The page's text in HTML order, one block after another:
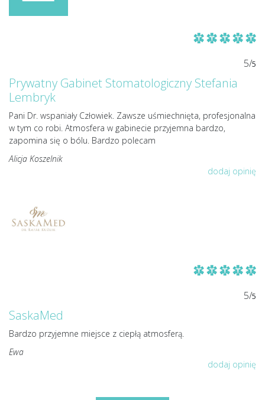
5/5
Prywatny Gabinet Stomatologiczny Stefania
Lembryk
Pani Dr. wspaniały Człowiek. Zawsze uśmiechnięta, profesjonalna
w tym co robi. Atmosfera w gabinecie przyjemna bardzo,
zapomina się o bólu. Bardzo polecam
Alicja Koszelnik
dodaj opinię
5/5
SaskaMed
Bardzo przyjemne miejsce z ciepłą atmosferą.
Ewa
dodaj opinię